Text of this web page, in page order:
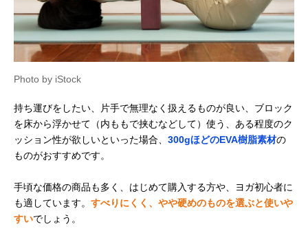
Photo by iStock
持ち運びをしたい、片手で無理なく扱えるものが良い、ブロック
を床から浮かせて（内ももで挟むなどして）使う、ある程度のク
ッション性が欲しいといった場合、 300gほどのEVA樹脂素材の
ものがおすすめです。
手頃な価格の商品も多く、はじめて購入する方や、ヨガ初心者に
も適しています。 すべりにくく、やや硬めのものを選ぶと使いや
すいでしょう。